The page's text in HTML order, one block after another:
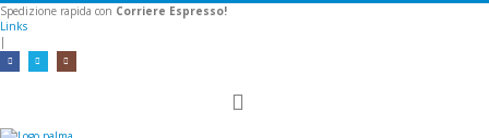
Spedizione rapida con Corriere Espresso!
Links
|